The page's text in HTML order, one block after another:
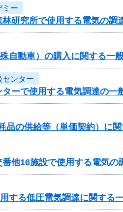
ミー
研究所で使用する電気の
自動車）の購入に関する一
センター
ーで使用する電気調達の一
品の供給等（単価契約）に
他16施設で使用する電気
する低圧電気調達に関する